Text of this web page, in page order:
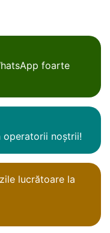
foarte
operatorii noștrii!
lucrătoare la